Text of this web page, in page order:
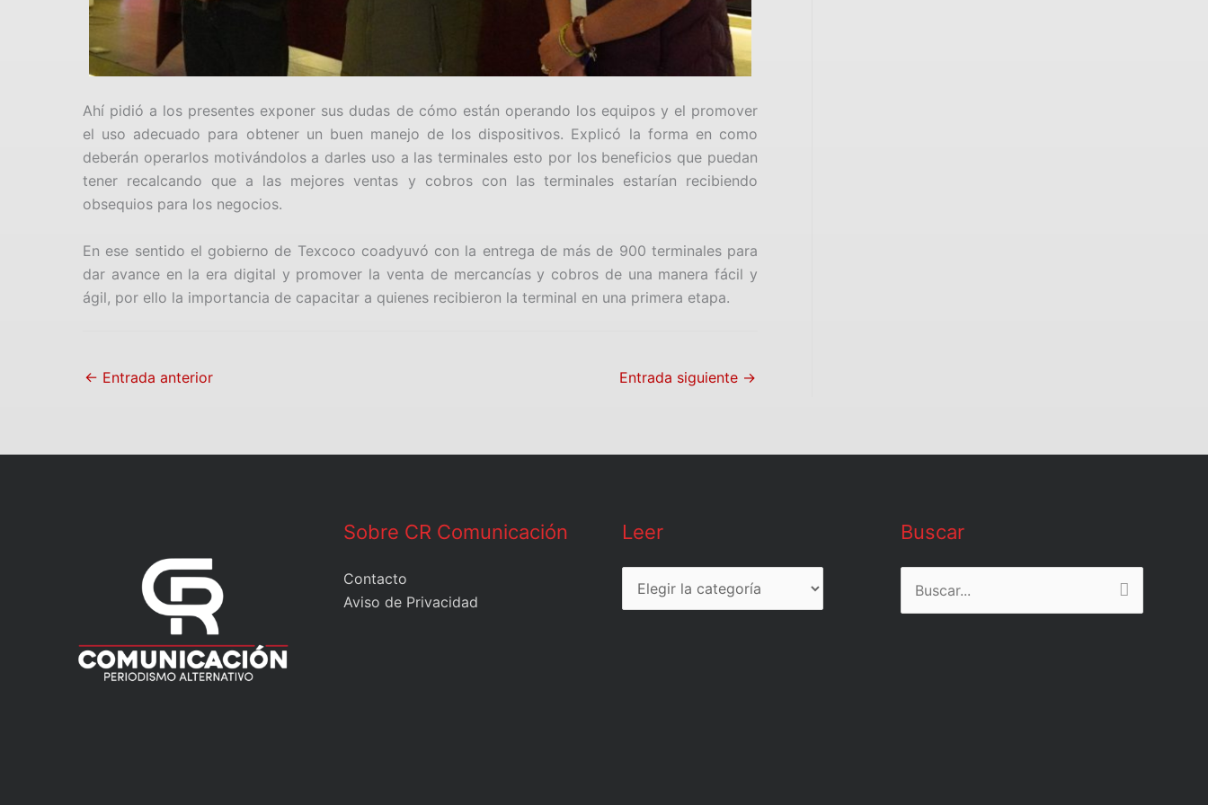
Ahí pidió a los presentes exponer sus dudas de cómo están operando los equipos y el promover
el uso adecuado para obtener un buen manejo de los dispositivos. Explicó la forma en como
deberán operarlos motivándolos a darles uso a las terminales esto por los beneficios que puedan
tener recalcando que a las mejores ventas y cobros con las terminales estarían recibiendo
obsequios para los negocios.
En ese sentido el gobierno de Texcoco coadyuvó con la entrega de más de 900 terminales para
dar avance en la era digital y promover la venta de mercancías y cobros de una manera fácil y
ágil, por ello la importancia de capacitar a quienes recibieron la terminal en una primera etapa.
← Entrada anterior Entrada siguiente →
Sobre CR Comunicación
Contacto
Aviso de Privacidad
Leer
Leer Buscar
Buscar
por: